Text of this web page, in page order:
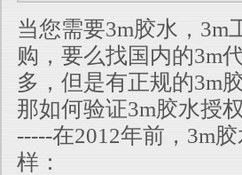
当您需要3m胶水，3m
购，要么找国内的3m
多 ，但是有正规的3m
那如何验证3m胶水授
-----在2012年前，3m
样：